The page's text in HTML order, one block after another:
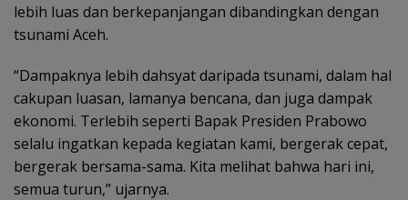
lebih luas dan berkepanjangan dibandingkan dengan
tsunami Aceh.
“Dampaknya lebih dahsyat daripada tsunami, dalam hal
cakupan luasan, lamanya bencana, dan juga dampak
ekonomi. Terlebih seperti Bapak Presiden Prabowo
selalu ingatkan kepada kegiatan kami, bergerak cepat,
bergerak bersama-sama. Kita melihat bahwa hari ini,
semua turun,” ujarnya.